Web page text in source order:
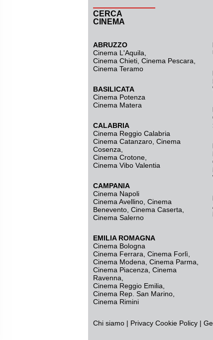
CERCA
CINEMA
ABRUZZO
Cinema L'Aquila
Cinema Chieti, Cinema Pescara,
Cinema Teramo
BASILICATA
Cinema Potenza
Cinema Matera
CALABRIA
Cinema Reggio Calabria
Cinema Catanzaro Cinema
Cosenza
Cinema Crotone
Cinema Vibo Valentia
CAMPANIA
Cinema Napoli
Cinema Avellino Cinema
Benevento Cinema Caserta
Cinema Salerno
EMILIA ROMAGNA
Cinema Bologna
Cinema Ferrara Cinema Forlì
Cinema Modena Cinema Parma
Cinema Piacenza Cinema
Ravenna
Cinema Reggio Emilia
Cinema Rep. San Marino
Cinema Rimini
Chi siamo | Privacy Cookie Policy |